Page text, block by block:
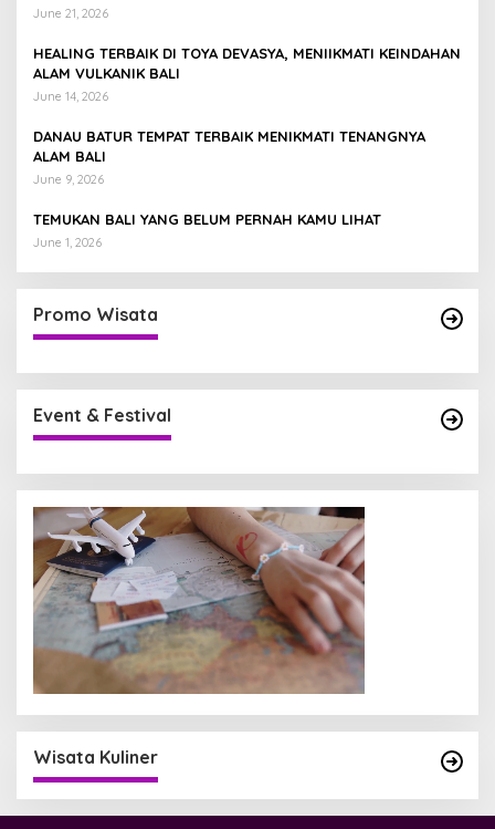
June 21, 2026
HEALING TERBAIK DI TOYA DEVASYA, MENIIKMATI KEINDAHAN
ALAM VULKANIK BALI
June 14, 2026
DANAU BATUR TEMPAT TERBAIK MENIKMATI TENANGNYA
ALAM BALI
June 9, 2026
TEMUKAN BALI YANG BELUM PERNAH KAMU LIHAT
June 1, 2026
Promo Wisata
Event & Festival
Wisata Kuliner